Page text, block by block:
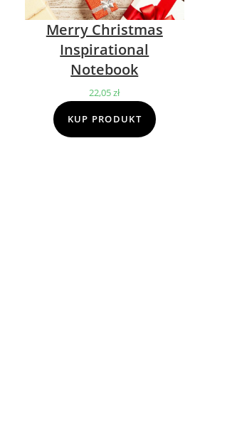
Merry Christmas
Inspirational
Notebook
22,05zł
KUP PRODUKT